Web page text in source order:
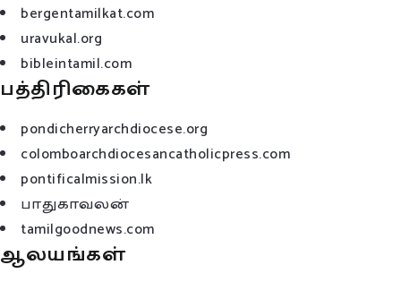
bergentamilkat.com
uravukal.org
bibleintamil.com
பத்திரிகைகள்
pondicherryarchdiocese.org
colomboarchdiocesancatholicpress.com
pontificalmission.lk
பாதுகாவலன்
tamilgoodnews.com
ஆலயங்கள்